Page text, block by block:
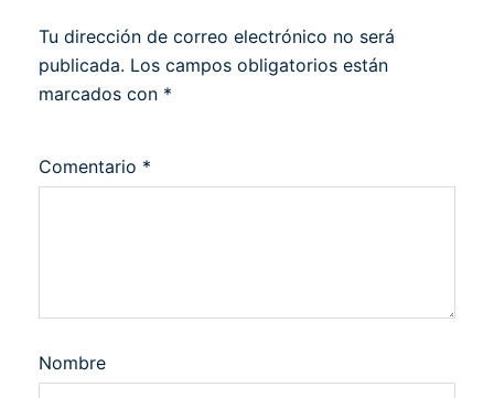
Tu dirección de correo electrónico no será
publicada. Los campos obligatorios están
marcados con *
Comentario *
Nombre